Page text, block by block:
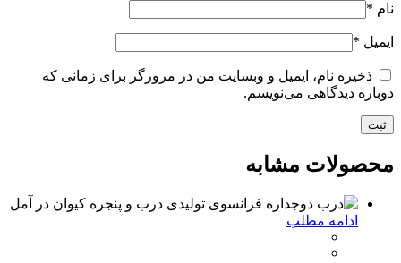
نام *
ایمیل *
ذخیره نام، ایمیل و وبسایت من در مرورگر برای زمانی که
دوباره دیدگاهی می‌نویسم.
محصولات مشابه
ادامه مطلب